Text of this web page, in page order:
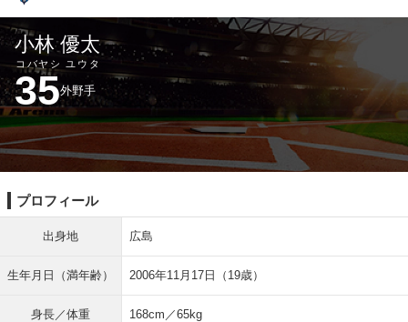
小林 優太
コバヤシ ユウタ
35外野手
プロフィール
出身地 広島
生年月日（満年齢） 2006年11月17日（19歳）
身長／体重 168cm／65kg